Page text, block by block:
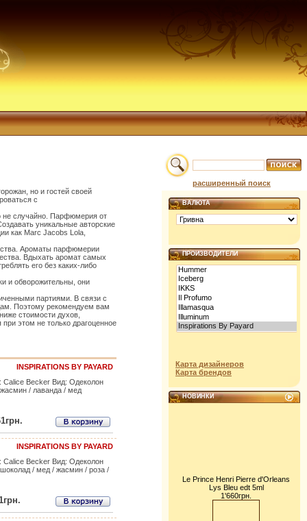
но и гостей своей
с
не случайно. Парфюмерия от
уникальные авторские
как Marc Jacobs Lola,
Ароматы парфюмерии
Вдыхать аромат самых
его без каких-либо
и обворожительны, они
партиями. В связи с
Поэтому рекомендуем вам
стоимости духов,
этом не только драгоценное
INSPIRATIONS BY PAYARD
Calice Becker Вид: Одеколон
/ лаванда / мед
INSPIRATIONS BY PAYARD
Calice Becker Вид: Одеколон
/ мед / жасмин / роза /
расширенный поиск
ВАЛЮТА
ПРОИЗВОДИТЕЛИ
Карта дизайнеров
Карта брендов
НОВИНКИ
Le Prince Henri Pierre d'Orleans
Lys Bleu edt 5ml
1'660грн.